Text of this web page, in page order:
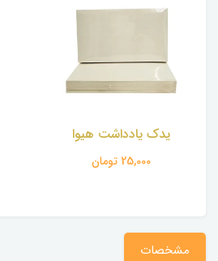
بولت ژورنال
392,000 تومان
مشخصات